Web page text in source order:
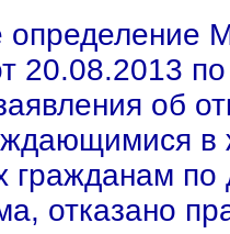
20.08.2013
об
в
гражданам по
отказано